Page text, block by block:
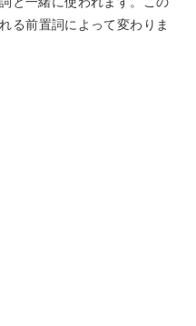
る前置詞によって変わりま